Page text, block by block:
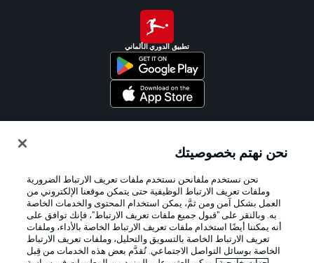
تطبيق الدوري الألماني
نحن نهتم بخصوصيتك
نحن نستخدم ملفانحن نستخدم ملفات تعريف الارتباط الضرورية
وملفات تعريف الارتباط الوظيفية حتى يتمكن موقعنا الإلكتروني من
العمل بشكل آمن ومن ثمَّ، يمكن استخدام المحتوى والخدمات الخاصة
به. وبالنقر على "قبول جميع ملفات تعريف الارتباط"، فإنك توافق على
أنه يمكننا أيضًا استخدام ملفات تعريف الارتباط الخاصة بالأداء، وملفات
تعريف الارتباط الخاصة بالتسويق والتحليل، وملفات تعريف الارتباط
الخاصة بوسائل التواصل الاجتماعي. تُقدَّم بعض هذه الخدمات من قِبل